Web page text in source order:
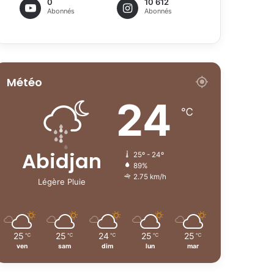
Abonnés Abonnés
Météo
Abidjan
Légère Pluie
24 ℃
25º - 24º
89%
2.75 km/h
25 ℃
ven
25 ℃
sam
24 ℃
dim
25 ℃
lun
25 ℃
mar